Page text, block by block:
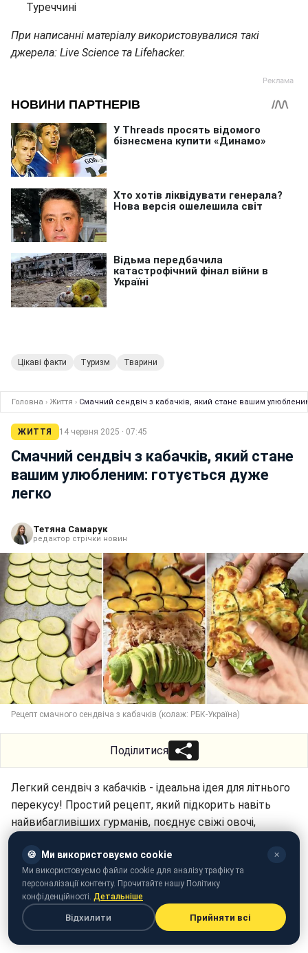
Туреччині
При написанні матеріалу використовувалися такі
джерела: Live Science та Lifehacker.
Цікаві факти Туризм Тварини
Головна › Життя › Смачний сендвіч з кабачків, який стане вашим
ЖИТТЯ 14 червня 2025 · 07:45
Смачний сендвіч з кабачків, який стане
вашим улюбленим: готується дуже
легко
Тетяна Самарук
редактор стрічки новин
Рецепт смачного сендвіча з кабачків (колаж: РБК-Україна)
Поділитися
Легкий сендвіч з кабачків - ідеальна ідея для літнього
перекусу! Простий рецепт, який підкорить навіть
найвибагливіших гурманів, поєднує свіжі овочі,
ароматні спеції та хрустку скоринку.
Про це повідомляє РБК-Україна (проект Styler) з
посиланням наTelegram-канал дієтолога Тетяни
Лакусти.
🍪 Ми використовуємо cookie ✕
Ми використовуємо файли cookie для аналізу трафіку та
персоналізації контенту. Прочитайте нашу Політику
конфіденційності. Детальніше
Відхилити Прийняти всі